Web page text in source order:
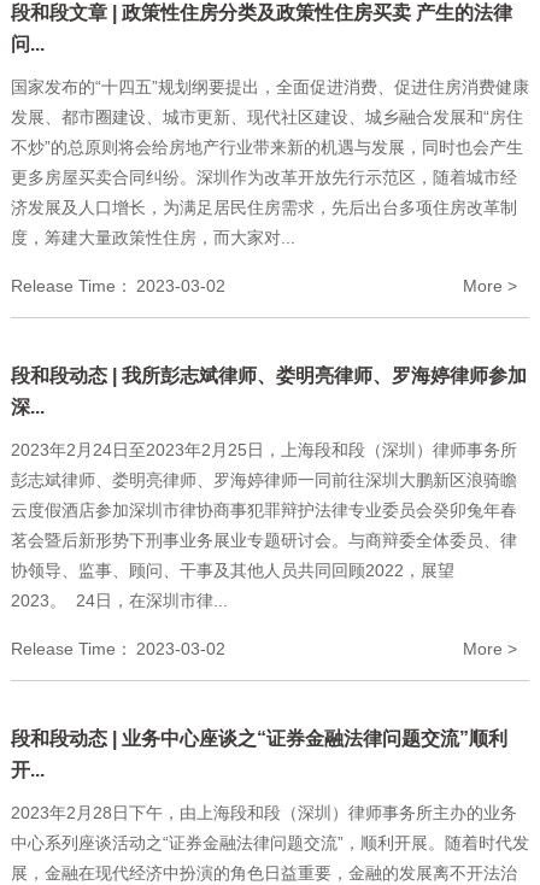
段和段文章 | 政策性住房分类及政策性住房买卖 产生的法律
问...
国家发布的“十四五”规划纲要提出，全面促进消费、促进住房消费健康
发展、都市圈建设、城市更新、现代社区建设、城乡融合发展和“房住
不炒”的总原则将会给房地产行业带来新的机遇与发展，同时也会产生
更多房屋买卖合同纠纷。深圳作为改革开放先行示范区，随着城市经
济发展及人口增长，为满足居民住房需求，先后出台多项住房改革制
度，筹建大量政策性住房，而大家对...
Release Time： 2023-03-02 More >
段和段动态 | 我所彭志斌律师、娄明亮律师、罗海婷律师参加
深...
2023年2月24日至2023年2月25日，上海段和段（深圳）律师事务所
彭志斌律师、娄明亮律师、罗海婷律师一同前往深圳大鹏新区浪骑瞻
云度假酒店参加深圳市律协商事犯罪辩护法律专业委员会癸卯兔年春
茗会暨后新形势下刑事业务展业专题研讨会。与商辩委全体委员、律
协领导、监事、顾问、干事及其他人员共同回顾2022，展望
2023。 24日，在深圳市律...
Release Time： 2023-03-02 More >
段和段动态 | 业务中心座谈之“证券金融法律问题交流”顺利
开...
2023年2月28日下午，由上海段和段（深圳）律师事务所主办的业务
中心系列座谈活动之“证券金融法律问题交流”，顺利开展。随着时代发
展，金融在现代经济中扮演的角色日益重要，金融的发展离不开法治